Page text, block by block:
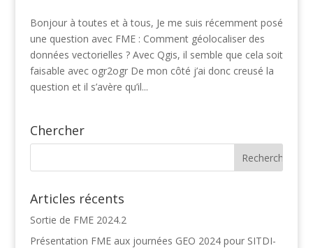
Bonjour à toutes et à tous, Je me suis récemment posé
une question avec FME : Comment géolocaliser des
données vectorielles ? Avec Qgis, il semble que cela soit
faisable avec ogr2ogr De mon côté j’ai donc creusé la
question et il s’avère qu’il...
Chercher
Articles récents
Sortie de FME 2024.2
Présentation FME aux journées GEO 2024 pour SITDI-